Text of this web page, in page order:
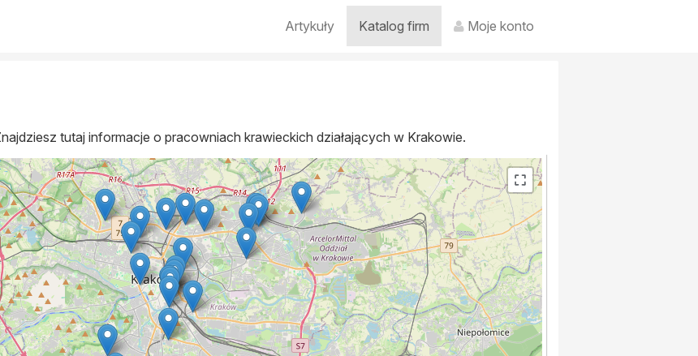
Artykuły Katalog firm Moje konto
tutaj informacje o pracowniach krawieckich działających w Krakowie.